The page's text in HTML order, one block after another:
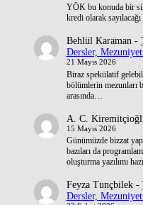
YÖK bu konuda bir
kredi olarak
Behlül Karaman-
Dersler,
21 Mayıs 2026
Biraz spekülatif
bölümlerin mezunları
arasında…
A. C.
15 Mayıs 2026
Günümüzde bizzat
bazıları da
oluşturma yazılımı
Feyza Tunçbilek-
Dersler,